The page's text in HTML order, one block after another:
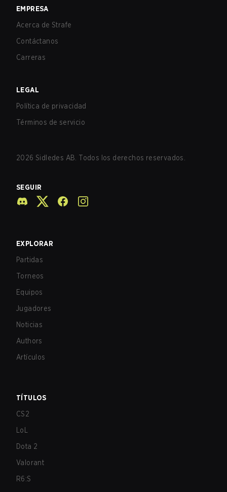
EMPRESA
Acerca de Strafe
Contáctanos
Carreras
LEGAL
Política de privacidad
Términos de servicio
2026 Sidledes AB. Todos los derechos reservados.
SEGUIR
EXPLORAR
Partidas
Torneos
Equipos
Jugadores
Noticias
Authors
Artículos
TÍTULOS
CS2
LoL
Dota 2
Valorant
R6:S